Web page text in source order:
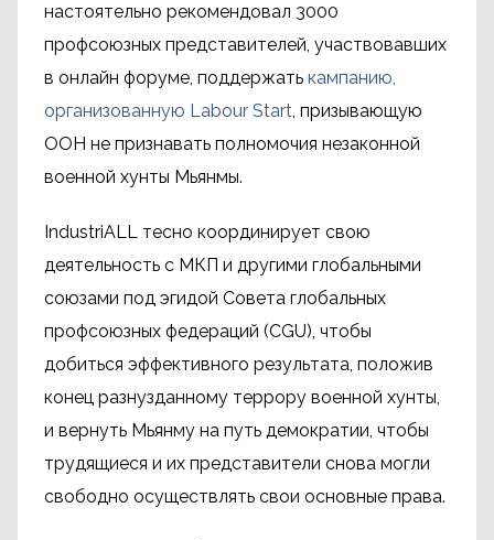
настоятельно рекомендовал 3000
профсоюзных представителей, участвовавших
в онлайн форуме, поддержать кампанию,
организованную Labour Start, призывающую
ООН не признавать полномочия незаконной
военной хунты Мьянмы.
IndustriALL тесно координирует свою
деятельность с МКП и другими глобальными
союзами под эгидой Совета глобальных
профсоюзных федераций (CGU), чтобы
добиться эффективного результата, положив
конец разнузданному террору военной хунты,
и вернуть Мьянму на путь демократии, чтобы
трудящиеся и их представители снова могли
свободно осуществлять свои основные права.